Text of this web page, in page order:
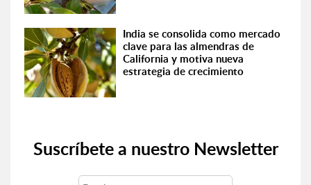
India se consolida como mercado
clave para las almendras de
California y motiva nueva
estrategia de crecimiento
Suscríbete a nuestro Newsletter